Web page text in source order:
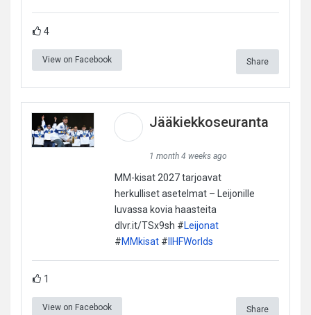
4
View on Facebook Share
Jääkiekkoseuranta
1 month 4 weeks ago
MM-kisat 2027 tarjoavat
herkulliset asetelmat – Leijonille
luvassa kovia haasteita
dlvr.it/TSx9sh #Leijonat
#MMkisat#IIHFWorlds
1
View on Facebook Share